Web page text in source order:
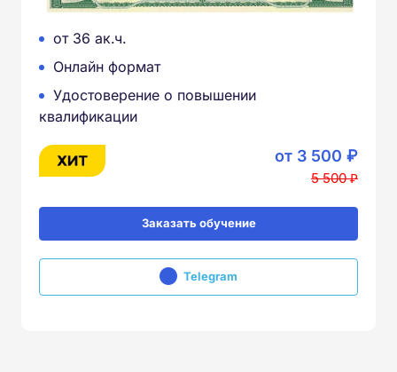
от 36 ак.ч.
Онлайн формат
Удостоверение о повышении
квалификации
от 3 500 ₽
5 500 ₽
Заказать обучение
Telegram